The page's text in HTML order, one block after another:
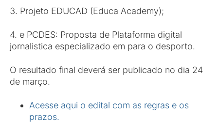
3. Projeto EDUCAD (Educa Academy);
4. e PCDES: Proposta de Plataforma digital
jornalistica especializado em para o desporto.
O resultado final deverá ser publicado no dia 24
de março.
Acesse aqui o edital com as regras e os
prazos.